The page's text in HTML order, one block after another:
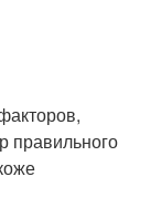
правильного